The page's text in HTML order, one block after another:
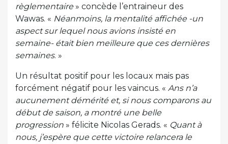
règlementaire» concède l’entraineur des
Wawas. « Néanmoins, la mentalité affichée -un
aspect sur lequel nous avions insisté en
semaine- était bien meilleure que ces dernières
semaines. »
Un résultat positif pour les locaux mais pas
forcément négatif pour les vaincus. « Ans n’a
aucunement démérité et, si nous comparons au
début de saison, a montré une belle
progression » félicite Nicolas Gerads. « Quant à
nous, j’espère que cette victoire relancera le